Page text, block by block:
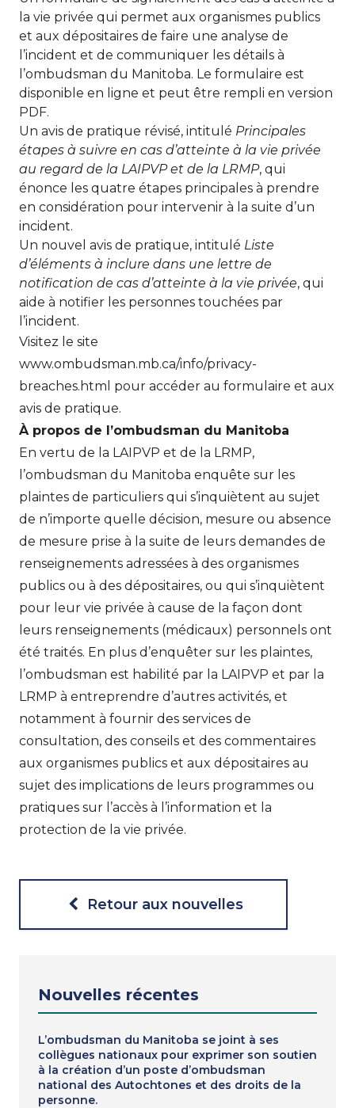
la vie privée qui permet aux organismes publics
et aux dépositaires de faire une analyse de
l’incident et de communiquer les détails à
l’ombudsman du Manitoba. Le formulaire est
disponible en ligne et peut être rempli en version
PDF.
Un avis de pratique révisé, intitulé Principales
étapes à suivre en cas d’atteinte à la vie privée
au regard de la LAIPVP et de la LRMP, qui
énonce les quatre étapes principales à prendre
en considération pour intervenir à la suite d’un
incident.
Un nouvel avis de pratique, intitulé Liste
d’éléments à inclure dans une lettre de
notification de cas d’atteinte à la vie privée, qui
aide à notifier les personnes touchées par
l’incident.
Visitez le site
www.ombudsman.mb.ca/info/privacy-
breaches.html pour accéder au formulaire et aux
avis de pratique.
À propos de l’ombudsman du Manitoba
En vertu de la LAIPVP et de la LRMP,
l’ombudsman du Manitoba enquête sur les
plaintes de particuliers qui s’inquiètent au sujet
de n’importe quelle décision, mesure ou absence
de mesure prise à la suite de leurs demandes de
renseignements adressées à des organismes
publics ou à des dépositaires, ou qui s’inquiètent
pour leur vie privée à cause de la façon dont
leurs renseignements (médicaux) personnels ont
été traités. En plus d’enquêter sur les plaintes,
l’ombudsman est habilité par la LAIPVP et par la
LRMP à entreprendre d’autres activités, et
notamment à fournir des services de
consultation, des conseils et des commentaires
aux organismes publics et aux dépositaires au
sujet des implications de leurs programmes ou
pratiques sur l’accès à l’information et la
protection de la vie privée.
Retour aux nouvelles
Nouvelles récentes
L’ombudsman du Manitoba se joint à ses
collègues nationaux pour exprimer son soutien
à la création d’un poste d’ombudsman
national des Autochtones et des droits de la
personne.